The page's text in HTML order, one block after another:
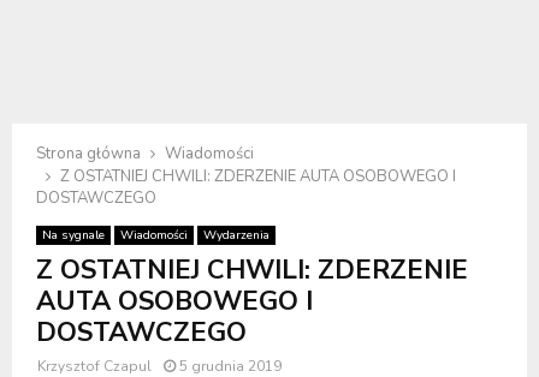
Strona główna
Wiadomości
Z OSTATNIEJ CHWILI: ZDERZENIE AUTA OSOBOWEGO I
DOSTAWCZEGO
Na sygnale Wiadomości Wydarzenia
Z OSTATNIEJ CHWILI: ZDERZENIE
AUTA OSOBOWEGO I
DOSTAWCZEGO
Krzysztof Czapul 5 grudnia 2019